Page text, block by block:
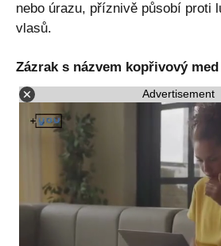
nebo úrazu, příznivě působí proti
vlasů.
Zázrak s názvem kopřivový med
Advertisement